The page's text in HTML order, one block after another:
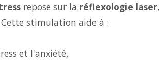
repose sur la réflexologie laser
stimulation aide à :
et l'anxiété,